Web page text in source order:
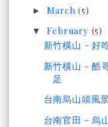
►March(5)
▼February (5)
新竹橫山 - 好
新竹橫山 - 酷
足
台南烏山頭風
台南官田 - 烏